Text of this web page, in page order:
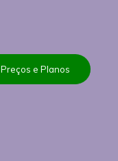
Preços e Planos